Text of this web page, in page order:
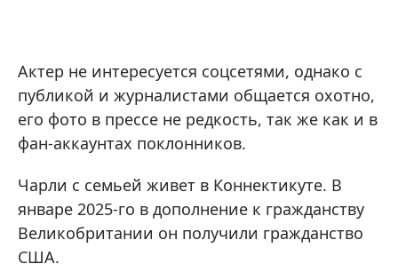
Актер не интересуется соцсетями, однако с
публикой и журналистами общается охотно,
его фото в прессе не редкость, так же как и в
фан-аккаунтах поклонников.
Чарли с семьей живет в Коннектикуте. В
январе 2025-го в дополнение к гражданству
Великобритании он получили гражданство
США.